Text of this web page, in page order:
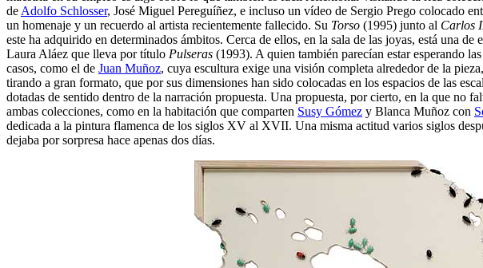
de Adolfo Schlosser, José Miguel Pereguíñez, e incluso un vídeo de Sergio Prego colocado
un homenaje y un recuerdo al artista recientemente fallecido. Su Torso (1995) junto al Carlos
este ha adquirido en determinados ámbitos. Cerca de ellos, en la sala de las joyas, está una
Laura Aláez que lleva por título Pulseras (1993). A quien también parecían estar esperando las
casos, como el de Juan Muñoz, cuya escultura exige una visión completa alrededor de la
tirando a gran formato, que por sus dimensiones han sido colocadas en los espacios de las
dotadas de sentido dentro de la narración propuesta. Una propuesta, por cierto, en la que no
ambas colecciones, como en la habitación que comparten Susy Gómez y Blanca Muñoz con
dedicada a la pintura flamenca de los siglos XV al XVII. Una misma actitud varios siglos
dejaba por sorpresa hace apenas dos días.